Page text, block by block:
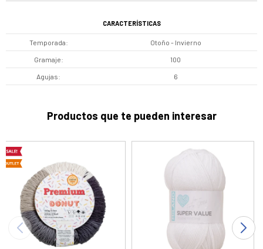
CARACTERÍSTICAS
Temporada Otoño - Invierno
Gramaje 100
Agujas 6
Productos que te pueden interesar